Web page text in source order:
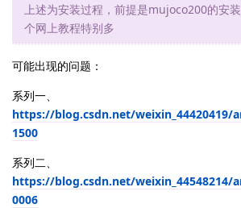
上述为安装过程，前提是mujoco200的安
个网上教程特别多
可能出现的问题：
系列一、
https://blog.csdn.net/weixin_44420419/
1500
系列二、
https://blog.csdn.net/weixin_44548214/
0006